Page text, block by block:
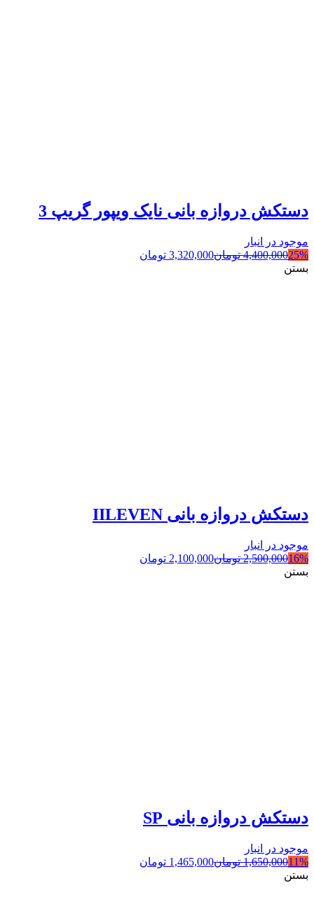
دستکش دروازه بانی نایک ویپور گریپ 3
موجود در انبار
25%
4,400,000 تومان3,320,000 تومان
بستن
دستکش دروازه بانی IILEVEN
موجود در انبار
16%
2,500,000 تومان2,100,000 تومان
بستن
دستکش دروازه بانی SP
موجود در انبار
11%
1,650,000 تومان1,465,000 تومان
بستن